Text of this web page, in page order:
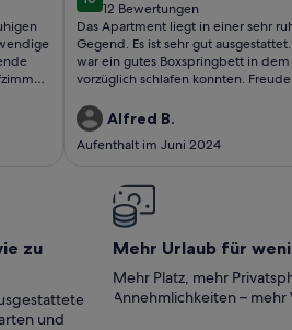
an
10 von 10
12 Bewertungen
(12
bewertungen)
Das Apartment liegt in einer sehr
Gegend. Es ist sehr gut
war ein gutes Boxspringbett in
vorzüglich schlafen konnten.
Gastronomiebetriebe in sämtlichen
Preiskategorien. Einkaufszentren
sind ebenfalls vorhanden.
Bähnle". Lohneswerte Ziele für
gibt es zur Genüge z.B. Triberg,
Freiburg, Straßburg und viele mehr.
Besuch von Calw mit seiner
Altstadt, die aus sehr gut
Fachwerkhäusern besteht.
Alfred B.
Aufenthalt im Juni 2024
zu
und
Mehr Urlaub für
Mehr Platz, mehr
Annehmlichkeiten – mehr